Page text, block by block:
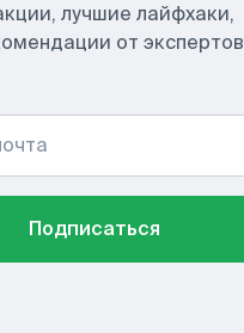
лучшие лайфхаки,
от экспертов
Подписаться